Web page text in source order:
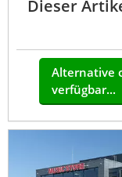
Dieser
Alternative
verfügbar...